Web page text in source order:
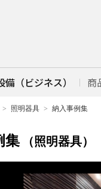
（ビジネス） 商
照明器具 納入事例集
集 （照明器具）